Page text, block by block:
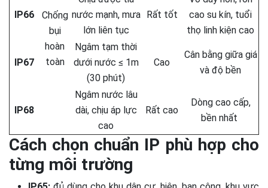
Chống
bụi
hoàn
toàn
IP66
nước mạnh, mưa
lớn liên tục
Rất tốt
cao su kín, tuổi
thọ linh kiện cao
IP67
Ngâm tạm thời
dưới nước ≤ 1m
(30 phút)
Cao
Cân bằng giữa giá
và độ bền
IP68
Ngâm nước lâu
dài, chịu áp lực
cao
Rất cao
Dòng cao cấp,
bền nhất
Cách chọn chuẩn IP phù hợp cho
từng môi trường